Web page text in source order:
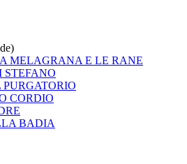
MELAGRANA E LE RANE
STEFANO
CORDIO
BADIA